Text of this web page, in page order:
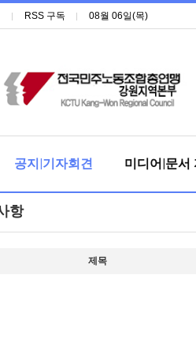
RSS 구독 08월 06일(목)
공지|기자회견 미디어|문서
항
제목